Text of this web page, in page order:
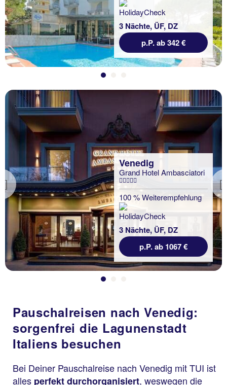
3 Nächte, ÜF, DZ
p.P. ab 342 €
Previous
Venedig
Grand Hotel Ambasciatori
100 % Weiterempfehlung
3 Nächte, ÜF, DZ
p.P. ab 1067 €
Pauschalreisen nach Venedig:
sorgenfrei die Lagunenstadt
Italiens besuchen
Bei Deiner Pauschalreise nach Venedig mit TUI ist
alles perfekt durchorganisiert, weswegen die